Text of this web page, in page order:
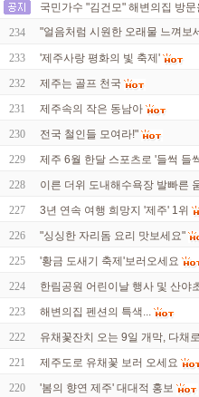
국민가수 "김건모" 해변의집 방
234
"얼음처럼 시원한 오래물 느껴보
233
'제주사랑 평화의 빛 축제'
232
제주는 골프 천국
231
제주속의 작은 동남아
230
전국 철인들 모여라!"
229
제주 6월 한달 스포츠로 '들썩 들
228
이른 더위 도내해수욕장 발빠른
227
3년 연속 여행 희망지 '제주' 1위
226
"싱싱한 자리돔 요리 맛보세요"
225
'황금 도새기 축제'보러오세요
224
한림공원 어린이날 행사 및 산야
223
해변의집 펜션의 특색...
222
유채꽃잔치 오는 9일 개막, 다채
221
제주도로 유채꽃 보러 오세요
220
'봄의 향연 제주' 대대적 홍보